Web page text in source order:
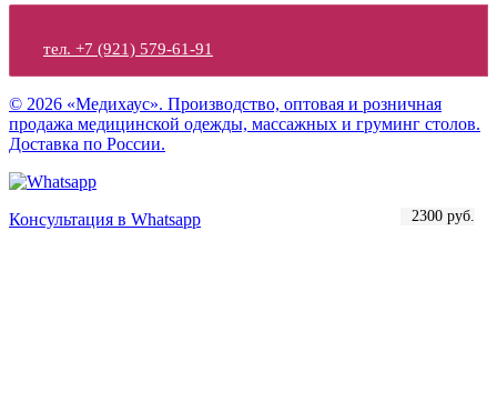
2200 руб.
2500 руб.
2300 руб.
тел. +7 (921) 579-61-91
© 2026 «Медихаус». Производство, оптовая и розничная
продажа медицинской одежды, массажных и груминг столов.
Доставка по России.
Консультация в Whatsapp